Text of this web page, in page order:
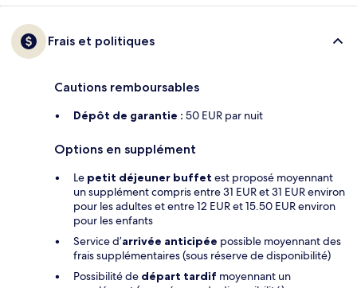
Frais et politiques
Cautions remboursables
Dépôt de garantie : 50 EUR par nuit
Options en supplément
Le petit déjeuner buffet est proposé moyennant
un supplément compris entre 31 EUR et 31 EUR environ
pour les adultes et entre 12 EUR et 15.50 EUR environ
pour les enfants
Service d’arrivée anticipée possible moyennant des
frais supplémentaires (sous réserve de disponibilité)
Possibilité de départ tardif moyennant un